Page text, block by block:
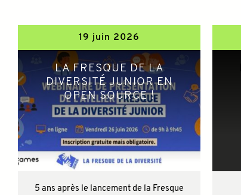
19 juin 2026
LA FRESQUE DE LA
DIVERSITÉ JUNIOR EN
OPEN SOURCE !
5 ans après le lancement de la Fresque